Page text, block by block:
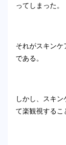
ってしまった。
それがスキン
である。
しかし、スキ
て楽観視するこ